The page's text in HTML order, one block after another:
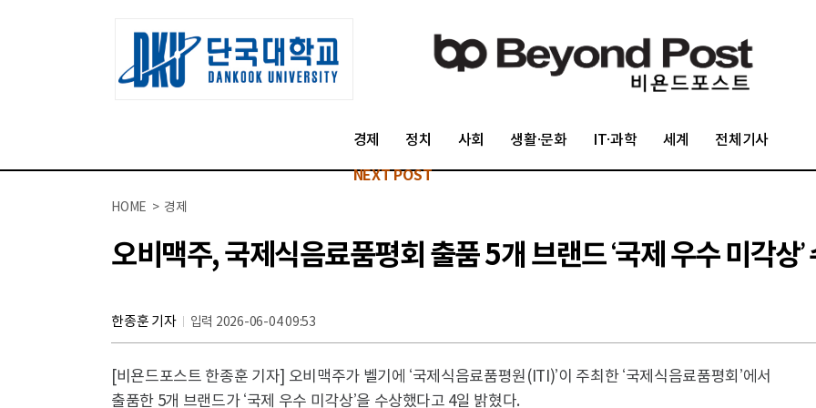
경제 정치 사회 생활·문화 IT·과학 세계 전체기사
NEXT POST
HOME > 경제
오비맥주, 국제식음료품평회 출품 5개 브랜드 ‘국제 우수 미각상’
한종훈 기자 입력 2026-06-04 09:53
[비욘드포스트 한종훈 기자] 오비맥주가 벨기에 ‘국제식음료품평원(ITI)’이 주최한 ‘국제식음료품평회’에서
출품한 5개 브랜드가 ‘국제 우수 미각상’을 수상했다고 4일 밝혔다.